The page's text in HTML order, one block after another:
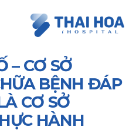
– CƠ SỞ
BỆNH ĐÁP
CƠ SỞ
HÀNH